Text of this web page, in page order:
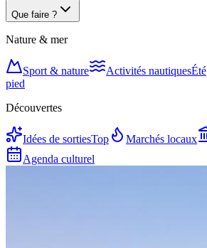
Que faire ?
Nature & mer
Sport & nature Activités nautiquesÉté
pied
Découvertes
Idées de sortiesTop Marchés locaux
Agenda culturel